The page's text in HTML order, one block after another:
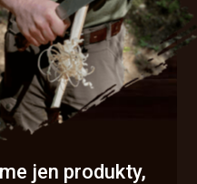
jen produkty,